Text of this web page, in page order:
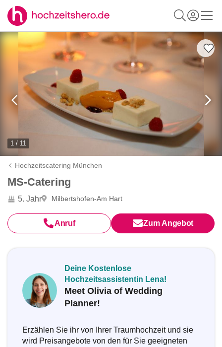
1 / 11
Hochzeitscatering München
MS-Catering
5. Jahr Milbertshofen-Am Hart
Anruf Zum Angebot
Deine Kostenlose
Hochzeitsassistentin Lena!
Meet Olivia of Wedding
Planner!
Erzählen Sie ihr von Ihrer Traumhochzeit und sie
wird Preisangebote von den für Sie geeigneten